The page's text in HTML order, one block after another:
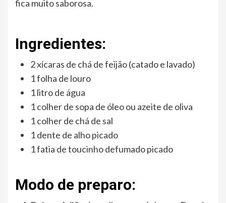
fica muito saborosa.
Ingredientes:
2 xícaras de chá de feijão (catado e lavado)
1 folha de louro
1 litro de água
1 colher de sopa de óleo ou azeite de oliva
1 colher de chá de sal
1 dente de alho picado
1 fatia de toucinho defumado picado
Modo de preparo: